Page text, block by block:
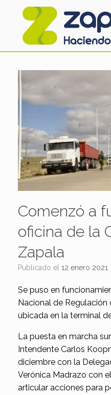
Comenzó a
oficina de la
Zapala
Publicado el 12 enero 2021
Se puso en
Nacional de
ubicada en la terminal
La puesta en marcha
Intendente Carlos
diciembre con la
Verónica Madrazo con
articular acciones para